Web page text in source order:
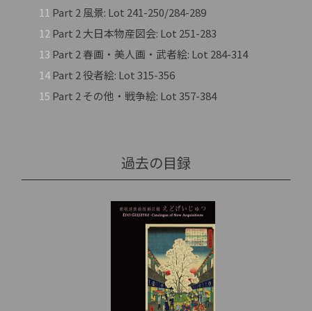
11 Part 2 風景: Lot 241-250/284-289
12Part 2 大日本物産図会: Lot 251-283
13 Part 2 春画・美人画・武者絵: Lot 284-314
14Part 2 役者絵: Lot 315-356
15 Part 2 その他・戦争絵: Lot 357-384
過去の目録